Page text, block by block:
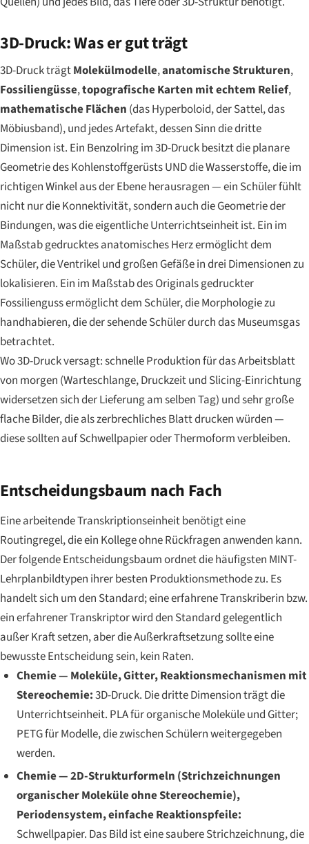
3D-Druck: Was er gut trägt
3D-Druck trägtMolekülmodelle,anatomische Strukturen,
Fossiliengüsse,topografische Karten mit echtem Relief,
mathematische Flächen (das Hyperboloid, der Sattel, das
Möbiusband), und jedes Artefakt, dessen Sinndie dritte
Dimension ist. Ein Benzolring im 3D-Druck besitzt die planare
Geometrie des Kohlenstoffgerüsts UND die Wasserstoffe, die im
richtigen Winkel aus der Ebene herausragen — ein Schüler fühlt
nicht nur die Konnektivität, sondern auch die Geometrie der
Bindungen, was die eigentliche Unterrichtseinheit ist. Ein im
Maßstab gedrucktes anatomisches Herz ermöglicht dem
Schüler, die Ventrikel und großen Gefäße in drei Dimensionen zu
lokalisieren. Ein im Maßstab des Originals gedruckter
Fossilienguss ermöglicht dem Schüler, die Morphologie zu
handhabieren, die der sehende Schüler durch das Museumsgas
betrachtet.
Wo 3D-Druck versagt: schnelle Produktion für das Arbeitsblatt
von morgen (Warteschlange, Druckzeit und Slicing-Einrichtung
widersetzen sich der Lieferung am selben Tag) und sehr große
flache Bilder, die als zerbrechliches Blatt drucken würden —
diese sollten auf Schwellpapier oder Thermoform verbleiben.
Entscheidungsbaum nach Fach
Eine arbeitende Transkriptionseinheit benötigt eine
Routingregel, die ein Kollege ohne Rückfragen anwenden kann.
Der folgende Entscheidungsbaum ordnet die häufigsten MINT-
Lehrplanbildtypen ihrer besten Produktionsmethode zu. Es
handelt sich um den Standard; eine erfahrene Transkriberin bzw.
ein erfahrener Transkriptor wird den Standard gelegentlich
außer Kraft setzen, aber die Außerkraftsetzung sollte eine
bewusste Entscheidung sein, kein Raten.
Chemie — Moleküle, Gitter, Reaktionsmechanismen mit
Stereochemie:3D-Druck. Die dritte Dimension trägt die
Unterrichtseinheit. PLA für organische Moleküle und Gitter;
PETG für Modelle, die zwischen Schülern weitergegeben
werden.
Chemie — 2D-Strukturformeln (Strichzeichnungen
organischer Moleküle ohne Stereochemie),
Periodensystem, einfache Reaktionspfeile:
Schwellpapier. Das Bild ist eine saubere Strichzeichnung, die